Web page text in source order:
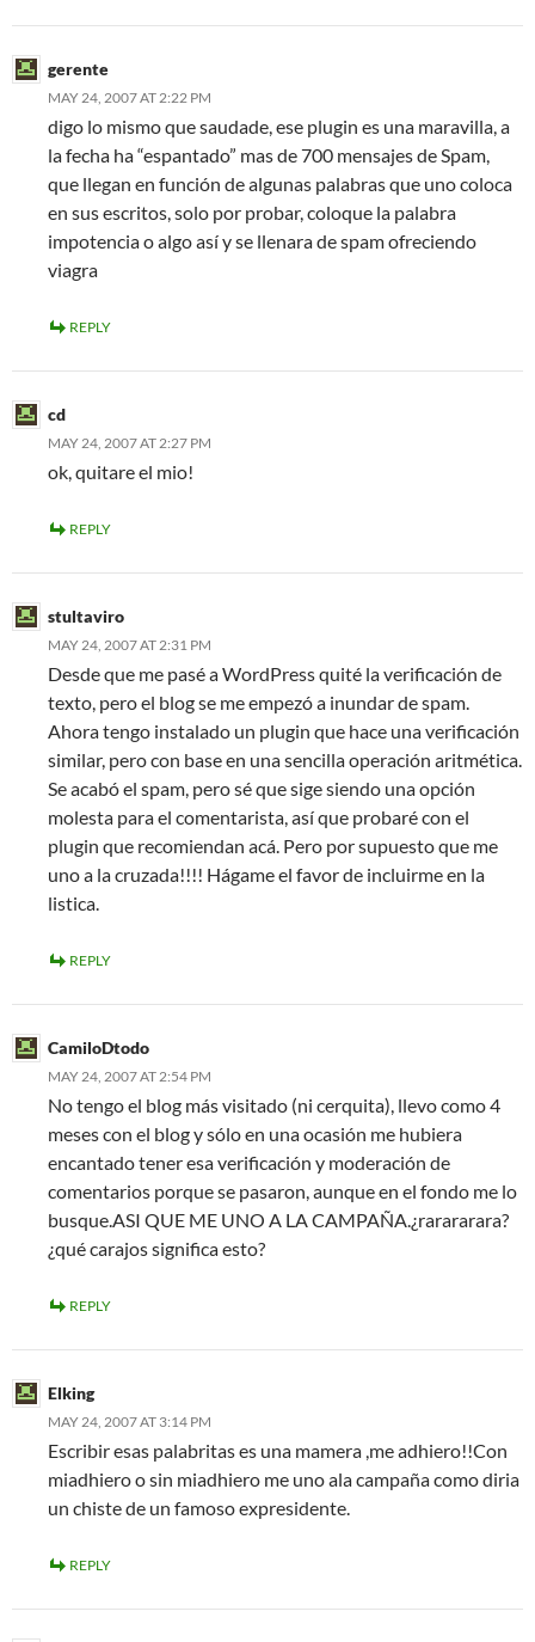
gerente
MAY 24, 2007 AT 2:22 PM
digo lo mismo que saudade, ese plugin es una maravilla, a
la fecha ha “espantado” mas de 700 mensajes de Spam,
que llegan en función de algunas palabras que uno coloca
en sus escritos, solo por probar, coloque la palabra
impotencia o algo así y se llenara de spam ofreciendo
viagra
REPLY
cd
MAY 24, 2007 AT 2:27 PM
ok, quitare el mio!
REPLY
stultaviro
MAY 24, 2007 AT 2:31 PM
Desde que me pasé a WordPress quité la verificación de
texto, pero el blog se me empezó a inundar de spam.
Ahora tengo instalado un plugin que hace una verificación
similar, pero con base en una sencilla operación aritmética.
Se acabó el spam, pero sé que sige siendo una opción
molesta para el comentarista, así que probaré con el
plugin que recomiendan acá. Pero por supuesto que me
uno a la cruzada!!!! Hágame el favor de incluirme en la
listica.
REPLY
CamiloDtodo
MAY 24, 2007 AT 2:54 PM
No tengo el blog más visitado (ni cerquita), llevo como 4
meses con el blog y sólo en una ocasión me hubiera
encantado tener esa verificación y moderación de
comentarios porque se pasaron, aunque en el fondo me lo
busque.ASI QUE ME UNO A LA CAMPAÑA.¿rarararara?
¿qué carajos significa esto?
REPLY
Elking
MAY 24, 2007 AT 3:14 PM
Escribir esas palabritas es una mamera ,me adhiero!!Con
miadhiero o sin miadhiero me uno ala campaña como diria
un chiste de un famoso expresidente.
REPLY